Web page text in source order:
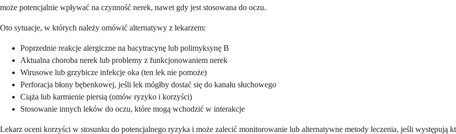
może potencjalnie wpływać na czynność nerek, nawet gdy jest stosowana do oczu.
Oto sytuacje, w których należy omówić alternatywy z lekarzem:
Poprzednie reakcje alergiczne na bacytracynę lub polimyksynę B
Aktualna choroba nerek lub problemy z funkcjonowaniem nerek
Wirusowe lub grzybicze infekcje oka (ten lek nie pomoże)
Perforacja błony bębenkowej, jeśli lek mógłby dostać się do kanału słuchowego
Ciąża lub karmienie piersią (omów ryzyko i korzyści)
Stosowanie innych leków do oczu, które mogą wchodzić w interakcje
Lekarz oceni korzyści w stosunku do potencjalnego ryzyka i może zalecić monitorowanie lub alternatywne metody leczenia, jeśli występują